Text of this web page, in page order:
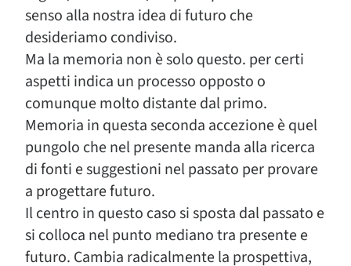
senso alla nostra idea di futuro che
desideriamo condiviso.
Ma la memoria non è solo questo. per certi
aspetti indica un processo opposto o
comunque molto distante dal primo.
Memoria in questa seconda accezione è quel
pungolo che nel presente manda alla ricerca
di fonti e suggestioni nel passato per provare
a progettare futuro.
Il centro in questo caso si sposta dal passato e
si colloca nel punto mediano tra presente e
futuro. Cambia radicalmente la prospettiva,